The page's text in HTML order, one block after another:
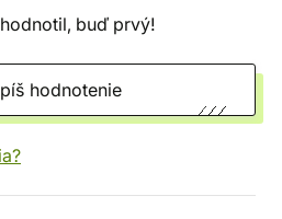
buď prvý!
hodnotenie